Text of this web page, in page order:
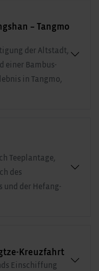
– Tangmo
der Altstadt,
einer Bambus-
in Tangmo,
Teeplantage,
des
und der Hefang-
Kreuzfahrt
Einschiffung